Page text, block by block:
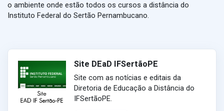
o ambiente onde estão todos os cursos a distância do
Instituto Federal do Sertão Pernambucano.
Site DEaD IFSertãoPE
Site com as notícias e editais da
Diretoria de Educação a Distância do
IFSertãoPE.